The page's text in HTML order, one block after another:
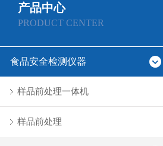
产品中心
PRODUCT CENTER
食品安全检测仪器
样品前处理一体机
样品前处理